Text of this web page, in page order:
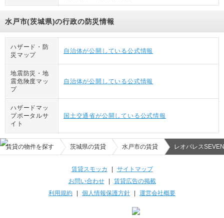
水戸市(茨城県)の行政の防災情報
ハザード・防
災マップ
自治体が公開している公式情報
地震防災・地
震危険度マッ
プ
自治体が公開している公式情報
ハザードマッ
プポータルサ
イト
国土交通省が公開している公式情報
賃貸の物件を探す 茨城県の賃貸 水戸市の賃貸 レオパレス
賃貸スモッカ | サイトマップ
お問い合わせ| 賃貸広告の掲載
利用規約 | 個人情報保護方針 | 運営会社概要